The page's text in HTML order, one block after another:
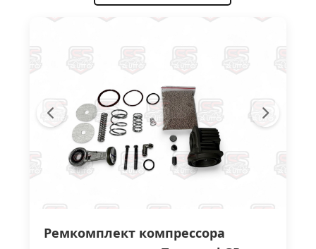
Ремкомплект компрессора